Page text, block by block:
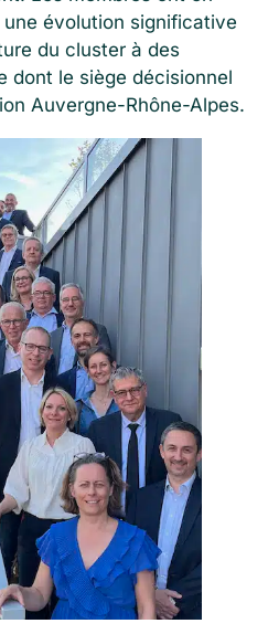
évolution significative
du cluster à des
dont le siège décisionnel
Auvergne-Rhône-Alpes.